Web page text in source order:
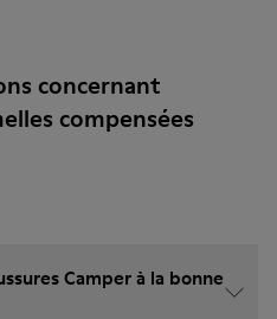
concernant
compensées
Camper à la bonne